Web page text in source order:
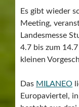
Es gibt wieder
Meeting,
Landesmesse
4.7 bis zum
kleinen
Das MILANEO
Europaviertel,